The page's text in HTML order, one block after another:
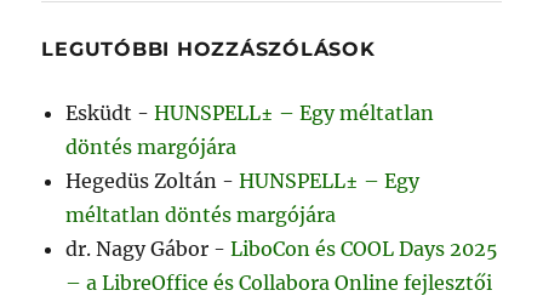
LEGUTÓBBI HOZZÁSZÓLÁSOK
Esküdt -HUNSPELL± – Egy méltatlan
döntés margójára
Hegedüs Zoltán -HUNSPELL± – Egy
méltatlan döntés margójára
dr. Nagy Gábor -LiboCon és COOL Days 2025
– a LibreOffice és Collabora Online fejlesztői